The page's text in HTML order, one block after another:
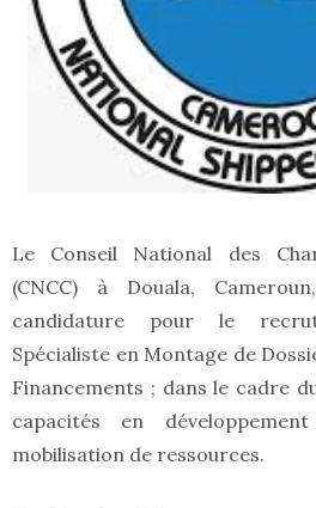
Le Conseil National des
(CNCC) à Douala,
candidature pour le
Spécialiste en Montage de
Financements ; dans le cadre
capacités en
mobilisation de ressources.